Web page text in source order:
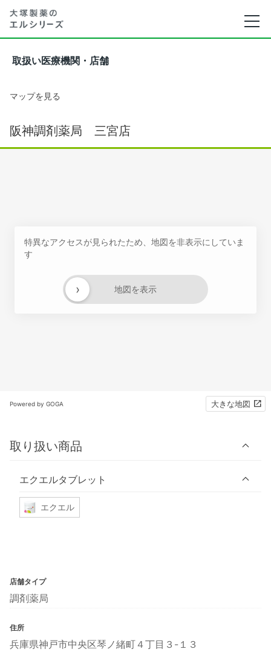
取扱い医療機関・店舗
マップを見る
阪神調剤薬局 三宮店
特異なアクセスが見られたため、地図を非表示にしていま
す
地図を表示
›
Powered by GOGA 大きな地図
取り扱い商品
エクエルタブレット
エクエル
店舗タイプ
調剤薬局
住所
兵庫県神戸市中央区琴ノ緒町４丁目３-１３